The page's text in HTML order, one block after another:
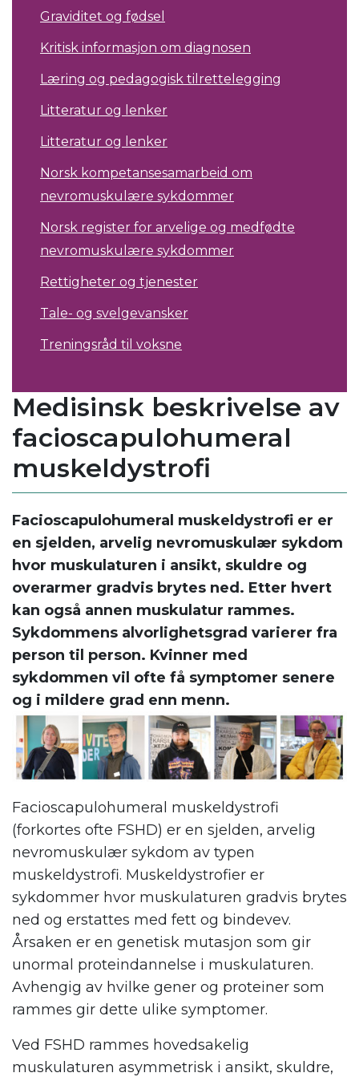
Graviditet og fødsel
Kritisk informasjon om diagnosen
Læring og pedagogisk tilrettelegging
Litteratur og lenker
Litteratur og lenker
Norsk kompetansesamarbeid om
nevromuskulære sykdommer
Norsk register for arvelige og medfødte
nevromuskulære sykdommer
Rettigheter og tjenester
Tale- og svelgevansker
Treningsråd til voksne
Medisinsk beskrivelse av
facioscapulohumeral
muskeldystrofi
Facioscapulohumeral muskeldystrofi er er
en sjelden, arvelig nevromuskulær sykdom
hvor muskulaturen i ansikt, skuldre og
overarmer gradvis brytes ned. Etter hvert
kan også annen muskulatur rammes.
Sykdommens alvorlighetsgrad varierer fra
person til person. Kvinner med
sykdommen vil ofte få symptomer senere
og i mildere grad enn menn.
Facioscapulohumeral muskeldystrofi
(forkortes ofte FSHD) er en sjelden, arvelig
nevromuskulær sykdom av typen
muskeldystrofi. Muskeldystrofier er
sykdommer hvor muskulaturen gradvis brytes
ned og erstattes med fett og bindevev.
Årsaken er en genetisk mutasjon som gir
unormal proteindannelse i muskulaturen.
Avhengig av hvilke gener og proteiner som
rammes gir dette ulike symptomer.
Ved FSHD rammes hovedsakelig
muskulaturen asymmetrisk i ansikt, skuldre,